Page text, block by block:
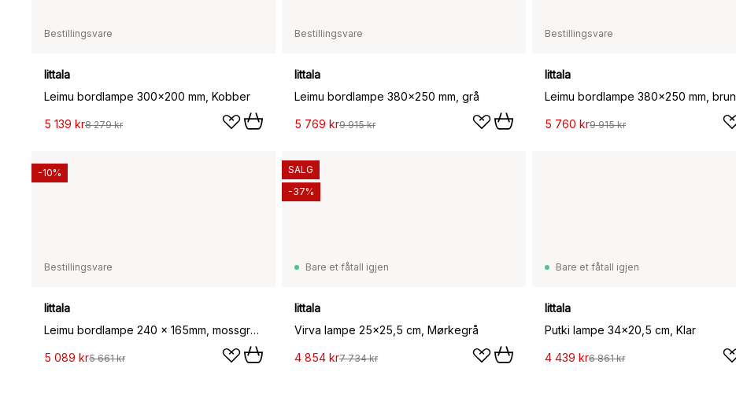
Bestillingsvare
Iittala
Leimu bordlampe 300x200 mm, Kobber
5 139 kr8 279 kr
Bestillingsvare
Iittala
Leimu bordlampe 380x250 mm, grå
5 769 kr9 915 kr
Bestillingsvare
Iittala
Leimu bordlampe 380x250 mm, brun
5 760 kr9 915 kr
Bestillingsvare
Iittala
Leimu bordlampe 240 x 165mm, mossgrønn
5 089 kr5 661 kr
-10%
Bare et fåtall igjen
Iittala
Virva lampe 25x25,5 cm, Mørkegrå
4 854 kr7 734 kr
SALG
-37%
Bare et fåtall igjen
Iittala
Putki lampe 34x20,5 cm, Klar
4 439 kr6 861 kr